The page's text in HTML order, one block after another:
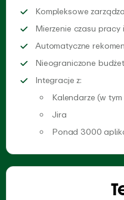
Kompleksowe
Mierzenie czasu pracy
Automatyczne
Nieograniczone
Integracje z:
Kalendarze (w
Jira
Ponad 3000